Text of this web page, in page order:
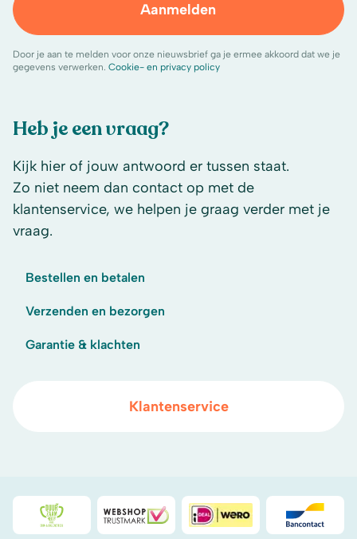
Heb je een vraag?
Kijk hier of jouw antwoord er tussen staat.
Zo niet neem dan contact op met de
klantenservice, we helpen je graag verder met je
vraag.
Bestellen en betalen
Verzenden en bezorgen
Garantie & klachten
Klantenservice
Aanmelden
Door je aan te melden voor onze nieuwsbrief ga je ermee akkoord dat we je
gegevens verwerken. Cookie- en privacy policy
Duurzaamheidsprijs duin- & bollenstreek
WebwinkelKeuriDeal